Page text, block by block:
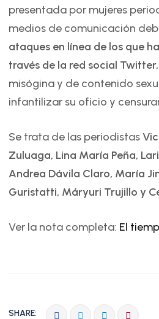
presentada por mujeres
medios de comunicación
ataques en línea de los que
través de la red social Twitter,
misógina y de contenido
infantilizar su oficio y
Se trata de las periodistas
Zuluaga, Lina María Peña,
Andrea Dávila Claro, María
Guristatti, Máryuri Trujillo y
Ver la nota completa: El
SHARE: